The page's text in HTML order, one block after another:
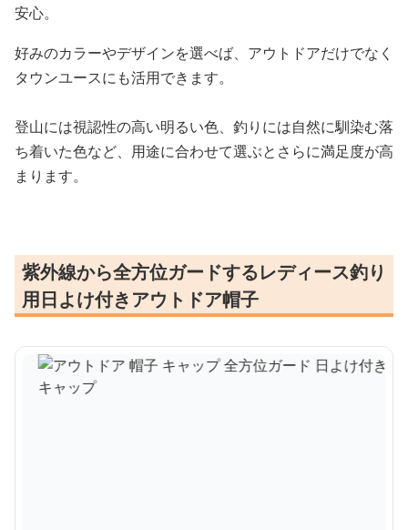
安心。
好みのカラーやデザインを選べば、アウトドアだけでなく
タウンユースにも活用できます。
登山には視認性の高い明るい色、釣りには自然に馴染む落
ち着いた色など、用途に合わせて選ぶとさらに満足度が高
まります。
紫外線から全方位ガードするレディース釣り
用日よけ付きアウトドア帽子